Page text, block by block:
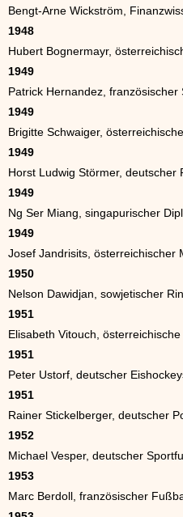
Bengt-Arne Wickström,
1948
Hubert Bognermayr,
1949
Patrick Hernandez, französischer
1949
Brigitte Schwaiger,
1949
Horst Ludwig Störmer, deutscher
1949
Ng Ser Miang, singapurischer
1949
Josef Jandrisits, österreichischer
1950
Nelson Dawidjan, sowjetischer
1951
Elisabeth Vitouch,
1951
Peter Ustorf, deutscher
1951
Rainer Stickelberger, deutscher
1952
Michael Vesper, deutscher
1953
Marc Berdoll, französischer